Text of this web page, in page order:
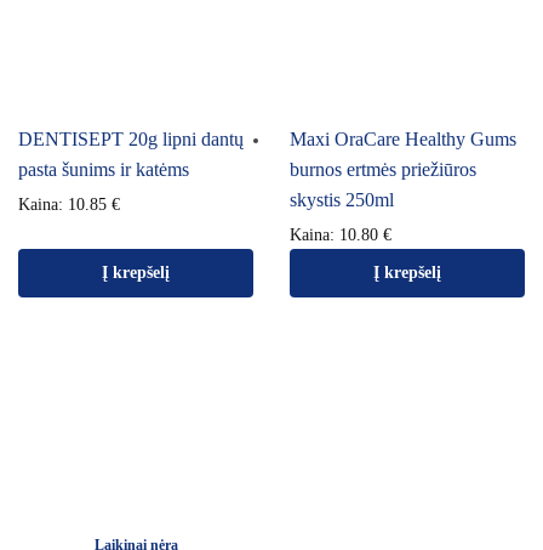
DENTISEPT 20g lipni dantų
pasta šunims ir katėms
Kaina: 10.85 €
Į krepšelį
Maxi OraCare Healthy Gums
burnos ertmės priežiūros
skystis 250ml
Kaina: 10.80 €
Į krepšelį
Laikinai nėra